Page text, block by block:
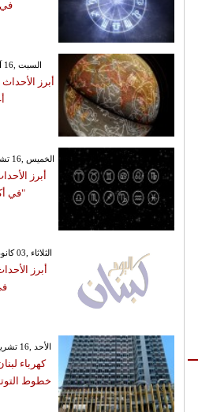
في
GMT 02:35 2025 السبت ,16 آب / أغسطس
أبرز
GMT 02:26 2025 الخميس ,16 تشرين الأول / أكتوبر
أبرز
"في
GMT 12:52 2019 الثلاثاء ,03 كانون الأول / ديسمبر
أبرز
GMT 16:47 2025 الأحد ,16 تشرين الثاني / نوفمبر
كهرباء
خطوط